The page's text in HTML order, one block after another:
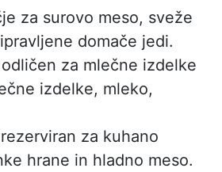
za surovo meso, sveže
domače jedi.
za mlečne izdelke
izdelke, mleko,
za kuhano
hrane in hladno meso.